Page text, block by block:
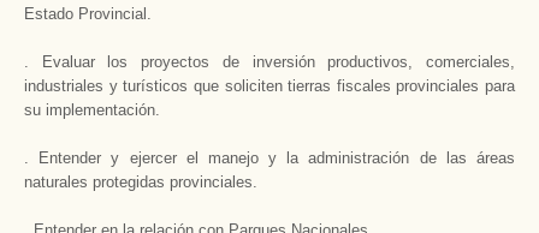
Estado Provincial.
. Evaluar los proyectos de inversión productivos, comerciales,
industriales y turísticos que soliciten tierras fiscales provinciales para
su implementación.
. Entender y ejercer el manejo y la administración de las áreas
naturales protegidas provinciales.